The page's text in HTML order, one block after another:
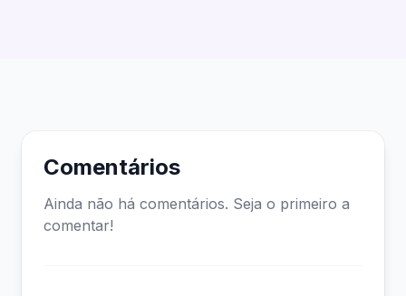
Comentários
Ainda não há comentários. Seja o primeiro a
comentar!